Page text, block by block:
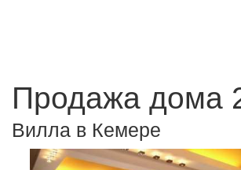
Продажа дома
Вилла в Кемере